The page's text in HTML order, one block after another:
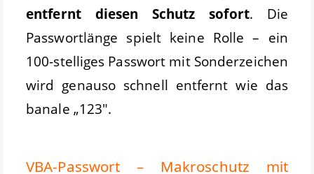
entfernt diesen Schutz sofort. Die
Passwortlänge spielt keine Rolle – ein
100-stelliges Passwort mit Sonderzeichen
wird genauso schnell entfernt wie das
banale „123".
VBA-Passwort – Makroschutz mit